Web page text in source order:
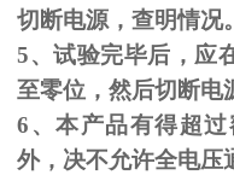
切断电源，查明情况。
5、试验完毕后，应
至零位，然后切断电
6、本产品有得超
外，决不允许全电压